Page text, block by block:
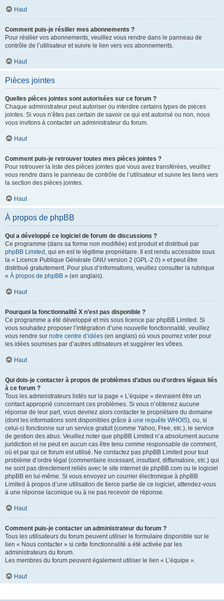
Haut
Comment puis-je résilier mes abonnements ?
Pour résilier vos abonnements, veuillez vous rendre dans le panneau de
contrôle de l’utilisateur et suivre le lien vers vos abonnements.
Haut
Pièces jointes
Quelles pièces jointes sont autorisées sur ce forum ?
Chaque administrateur peut autoriser ou interdire certains types de pièces
jointes. Si vous n’êtes pas certain de savoir ce qui est autorisé ou non, nous
vous invitons à contacter un administrateur du forum.
Haut
Comment puis-je retrouver toutes mes pièces jointes ?
Pour retrouver la liste des pièces jointes que vous avez transférées, veuillez
vous rendre dans le panneau de contrôle de l’utilisateur et suivre les liens vers
la section des pièces jointes.
Haut
À propos de phpBB
Qui a développé ce logiciel de forum de discussions ?
Ce programme (dans sa forme non modifiée) est produit et distribué par
phpBB Limited , qui en est le légitime propriétaire. Il est rendu accessible sous
la « Licence Publique Générale GNU version 2 (GPL-2.0) » et peut être
distribué gratuitement. Pour plus d’informations, veuillez consulter la rubrique
« À propos de phpBB » (en anglais).
Haut
Pourquoi la fonctionnalité X n’est pas disponible ?
Ce programme a été développé et mis sous licence par phpBB Limited. Si
vous souhaitez proposer l’intégration d’une nouvelle fonctionnalité, veuillez
vous rendre sur notre centre d’idées (en anglais) où vous pourrez voter pour
les idées soumises par d’autres utilisateurs et suggérer les vôtres.
Haut
Qui dois-je contacter à propos de problèmes d’abus ou d’ordres légaux liés
à ce forum ?
Tous les administrateurs listés sur la page « L’équipe » devraient être un
contact approprié concernant ces problèmes. Si vous n’obtenez aucune
réponse de leur part, vous devriez alors contacter le propriétaire du domaine
(dont les informations sont disponibles grâce à une requête WHOIS), ou, si
celui-ci fonctionne sur un service gratuit (comme Yahoo, Free, etc.), le service
de gestion des abus. Veuillez noter que phpBB Limited n’a absolument aucune
juridiction et ne peut en aucun cas être tenu comme responsable de comment,
où et par qui ce forum est utilisé. Ne contactez pas phpBB Limited pour tout
problème d’ordre légal (commentaire incessant, insultant, diffamatoire, etc.) qui
ne sont pas directement reliés avec le site internet de phpBB.com ou le logiciel
phpBB en lui-même. Si vous envoyez un courrier électronique à phpBB
Limited à propos d’une utilisation de tierce partie de ce logiciel, attendez-vous
à une réponse laconique ou à ne pas recevoir de réponse.
Haut
Comment puis-je contacter un administrateur du forum ?
Tous les utilisateurs du forum peuvent utiliser le formulaire disponible sur le
lien « Nous contacter » si cette fonctionnalité a été activée par les
administrateurs du forum.
Les membres du forum peuvent également utiliser le lien « L’équipe ».
Haut